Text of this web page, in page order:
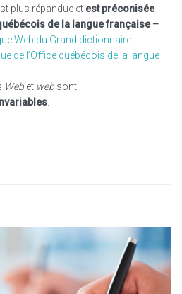
plus répandue et est préconisée
de la langue française –
Web du Grand dictionnaire
de l’Office québécois de la langue
Web et web sont
.